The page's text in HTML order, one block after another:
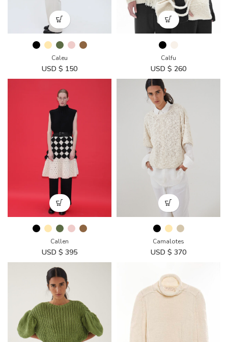
Caleu
USD $ 150
Calfu
USD $ 260
Callen
USD $ 395
Camalotes
USD $ 370